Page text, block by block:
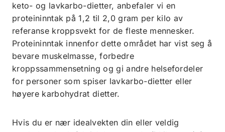
keto- og lavkarbo-dietter, anbefaler vi en
proteininntak på 1,2 til 2,0 gram per kilo av
referanse kroppsvekt for de fleste mennesker.
Proteininntak innenfor dette området har vist seg å
bevare muskelmasse, forbedre
kroppssammensetning og gi andre helsefordeler
for personer som spiser lavkarbo-dietter eller
høyere karbohydrat dietter.
Hvis du er nær idealvekten din eller veldig